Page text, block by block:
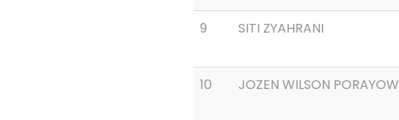
9
SITI ZYAHRANI
10
JOZEN WILSON PORAYOW